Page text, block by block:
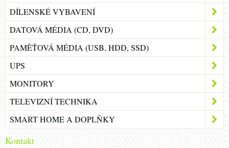
DÍLENSKÉ VYBAVENÍ
DATOVÁ MÉDIA (CD, DVD)
PAMĚŤOVÁ MÉDIA (USB, HDD, SSD)
UPS
MONITORY
TELEVIZNÍ TECHNIKA
SMART HOME A DOPLŇKY
Kontakt